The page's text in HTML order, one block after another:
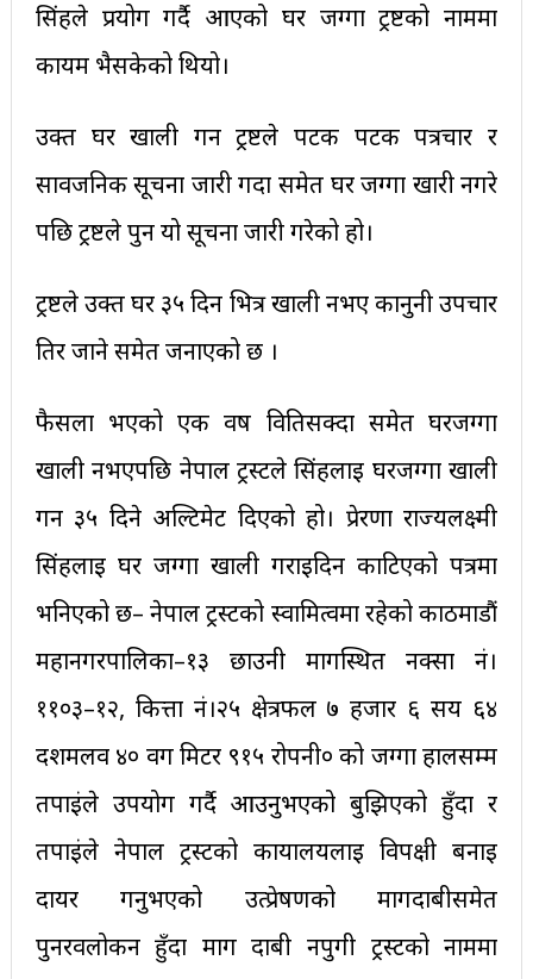
सिंहले प्रयोग गर्दै आएको घर जग्गा ट्रष्टको नाममा
कायम भैसकेको थियो।
उक्त घर खाली गर्न ट्रष्टले पटक पटक पत्रचार र
सार्वजनिक सूचना जारी गर्दा समेत घर जग्गा खारी नगरे
पछि ट्रष्टले पुन यो सूचना जारी गरेको हो।
ट्रष्टले उक्त घर ३५ दिन भित्र खाली नभए कानुनी उपचार
तिर जाने समेत जनाएको छ ।
फैसला भएको एक वर्ष वितिसक्दा समेत घरजग्गा
खाली नभएपछि नेपाल ट्रस्टले सिंहलाई घरजग्गा खाली
गर्न ३५ दिने अल्टिमेट दिएको हो। प्रेरणा राज्यलक्ष्मी
सिंहलाई घर जग्गा खाली गराइदिन काटिएको पत्रमा
भनिएको छ– नेपाल ट्रस्टको स्वामित्वमा रहेको काठमाडौं
महानगरपालिका–१३ छाउनी मार्गस्थित नक्सा नं।
११०३–१२, कित्ता नं।२५ क्षेत्रफल ७ हजार ६ सय ६४
दशमलव ४० वर्ग मिटर ९१५ रोपनी० को जग्गा हालसम्म
तपाईंले उपयोग गर्दै आउनुभएको बुझिएको हुँदा र
तपाईंले नेपाल ट्रस्टको कार्यालयलाई विपक्षी बनाई
दायर गर्नुभएको उत्प्रेषणको मागदाबीसमेत
पुनरवलोकन हुँदा माग दाबी नपुगी ट्रस्टको नाममा